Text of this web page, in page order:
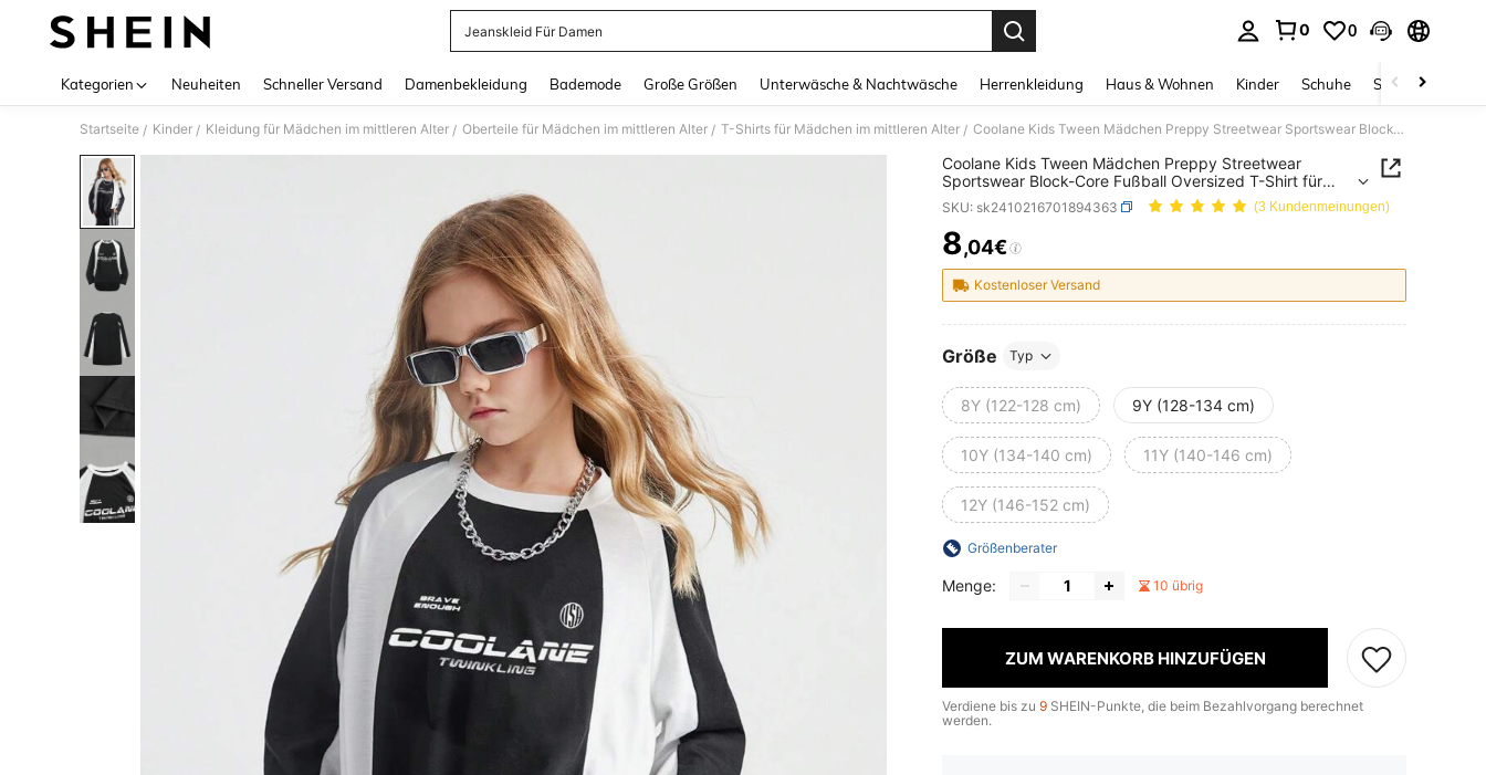
Jeanskleid Für Damen
0 0
Kategorien Neuheiten Schneller Versand Damenbekleidung Bademode Große Größen Unterwäsche & Nachtwäsche Herrenkleidung Haus & Wohnen Kinder Schuhe Schmuck &
Startseite / Kinder / Kleidung für Mädchen im mittleren Alter / Oberteile für Mädchen im mittleren Alter / T-Shirts für Mädchen im mittleren Alter / Coolane Kids Tween Mädchen Preppy Streetwear Sportswear Block-Core Fußball Oversized T-Shirt für Schulanfang, Mutter und Tochter, Silvester
Coolane Kids Tween Mädchen Preppy Streetwear
Sportswear Block-Core Fußball Oversized T-Shirt für
Schulanfang, Mutter und Tochter, Silvester
SKU: sk2410216701894363 (3 Kundenmeinungen)
PRICE AND AVAILABILITY
8,04€
Kostenloser Versand
Größe Typ
8Y (122-128 cm) 9Y (128-134 cm)
10Y (134-140 cm) 11Y (140-146 cm)
12Y (146-152 cm)
Größenberater
Menge: 10 übrig
ZUM WARENKORB HINZUFÜGEN
Verdiene bis zu 9 SHEIN-Punkte, die beim Bezahlvorgang berechnet
werden.